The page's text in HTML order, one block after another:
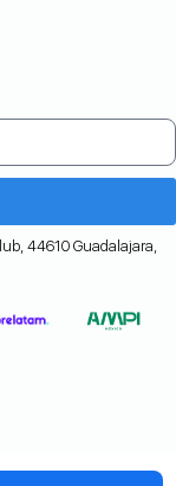
44610 Guadalajara,